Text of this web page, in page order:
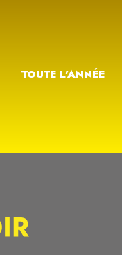
TOUTE L’ANNÉE